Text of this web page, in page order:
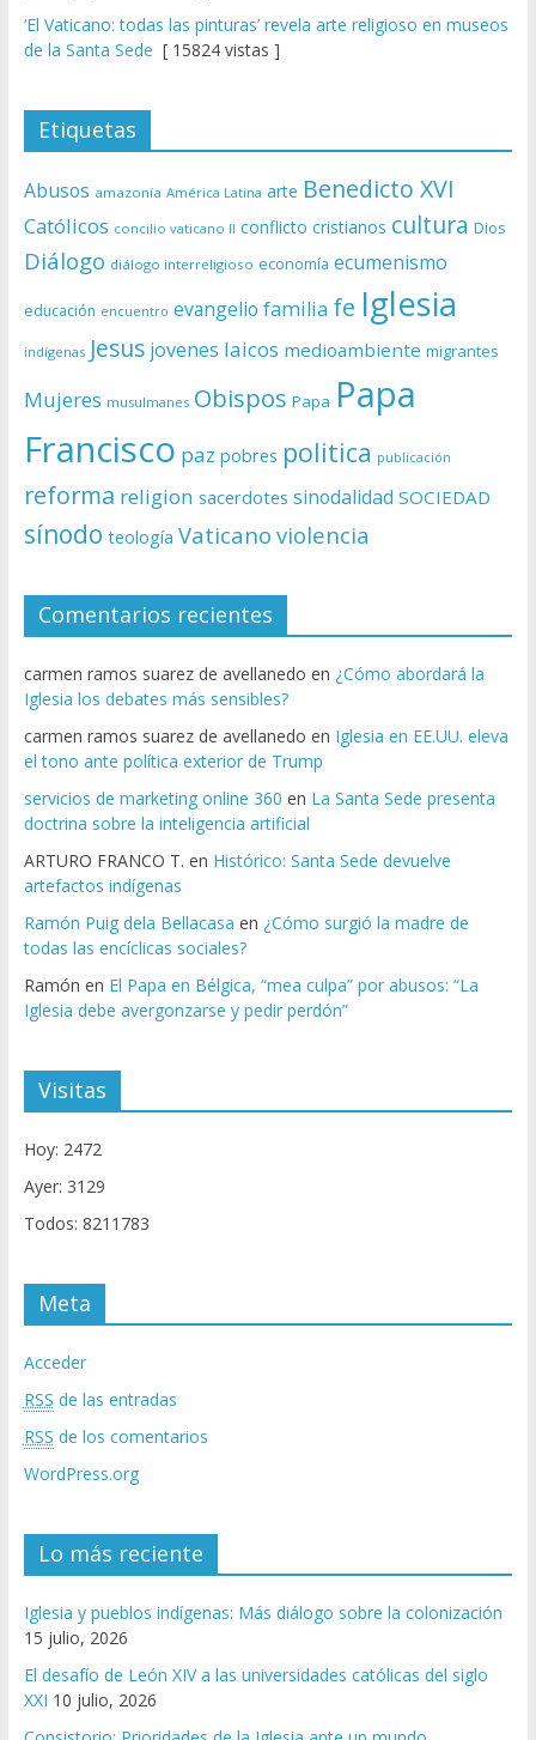
‘El Vaticano: todas las pinturas’ revela arte religioso en museos
de la Santa Sede [ 15824 vistas ]
Etiquetas
Abusos amazonía América Latina arte Benedicto XVI
Católicos concilio vaticano II conflicto cristianos cultura Dios
Diálogo diálogo interreligioso economía ecumenismo
educación encuentro evangelio familia fe Iglesia
indígenas Jesus jovenes laicos medioambiente migrantes
Mujeres musulmanes Obispos Papa Papa
Francisco paz pobres politica publicación
reforma religion sacerdotes sinodalidad SOCIEDAD
sínodo teología Vaticano violencia
Comentarios recientes
carmen ramos suarez de avellanedo en ¿Cómo abordará la
Iglesia los debates más sensibles?
carmen ramos suarez de avellanedo en Iglesia en EE.UU. eleva
el tono ante política exterior de Trump
servicios de marketing online 360 en La Santa Sede presenta
doctrina sobre la inteligencia artificial
ARTURO FRANCO T. en Histórico: Santa Sede devuelve
artefactos indígenas
Ramón Puig dela Bellacasa en ¿Cómo surgió la madre de
todas las encíclicas sociales?
Ramón en El Papa en Bélgica, “mea culpa” por abusos: “La
Iglesia debe avergonzarse y pedir perdón”
Visitas
Hoy: 2472
Ayer: 3129
Todos: 8211783
Meta
Acceder
RSS de las entradas
RSS de los comentarios
WordPress.org
Lo más reciente
Iglesia y pueblos indígenas: Más diálogo sobre la colonización
15 julio, 2026
El desafío de León XIV a las universidades católicas del siglo
XXI 10 julio, 2026